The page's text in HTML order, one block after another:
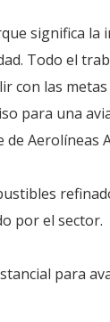
significa la
Todo el
con las
para una
de Aerolíneas
por el sector.
para